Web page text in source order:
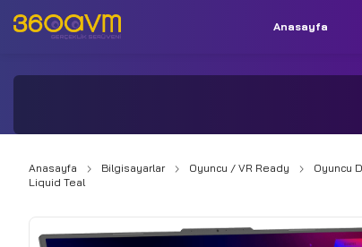
İletişim: +90 850 532 9312
Anasayfa
Anasayfa Bilgisayarlar Oyuncu / VR Ready Oyuncu
Liquid Teal